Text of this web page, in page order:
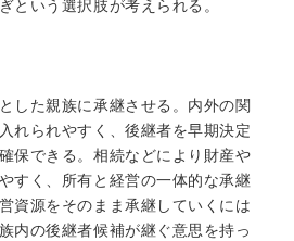
という選択肢が考えられる。
した親族に承継させる。内外の関
れられやすく、後継者を早期決定
保できる。相続などにより財産や
すく、所有と経営の一体的な承継
資源をそのまま承継していくには
内の後継者候補が継ぐ意思を持っ